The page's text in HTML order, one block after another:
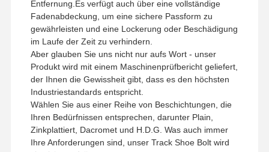
Heim Produkte Videos VR-Show
Über Uns
WerksbesichtQualitätskont
Kontakt Mit
Entfernung.Es verfügt auch über eine vollständige
Fadenabdeckung, um eine sichere Passform zu
gewährleisten und eine Lockerung oder Beschädigung
im Laufe der Zeit zu verhindern.
Aber glauben Sie uns nicht nur aufs Wort - unser
Produkt wird mit einem Maschinenprüfbericht geliefert,
der Ihnen die Gewissheit gibt, dass es den höchsten
Industriestandards entspricht.
Wählen Sie aus einer Reihe von Beschichtungen, die
Ihren Bedürfnissen entsprechen, darunter Plain,
Zinkplattiert, Dacromet und H.D.G. Was auch immer
Ihre Anforderungen sind, unser Track Shoe Bolt wird